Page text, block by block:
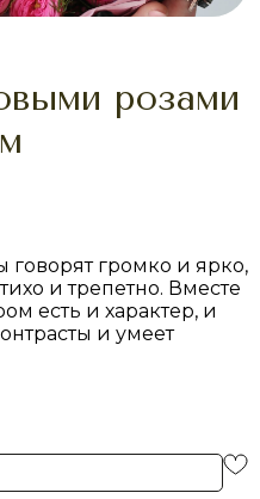
розами
говорят громко и ярко,
и трепетно. Вместе
есть и характер, и
и умеет